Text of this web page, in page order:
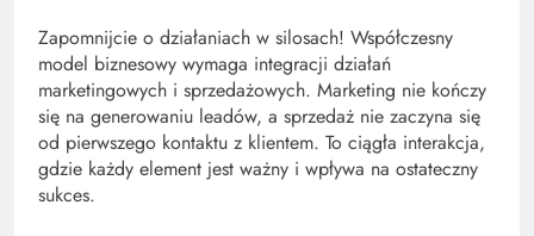
Zapomnijcie o działaniach w silosach! Współczesny
model biznesowy wymaga integracji działań
marketingowych i sprzedażowych. Marketing nie kończy
się na generowaniu leadów, a sprzedaż nie zaczyna się
od pierwszego kontaktu z klientem. To ciągła interakcja,
gdzie każdy element jest ważny i wpływa na ostateczny
sukces.